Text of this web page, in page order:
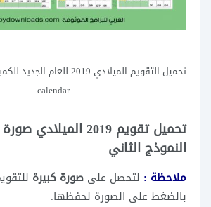
calendar
تحميل تقويم 2019
النموذج الثاني
ملاحظة : لتحصل على صورة كبيرة
بالضغط على الصورة لحفظها.